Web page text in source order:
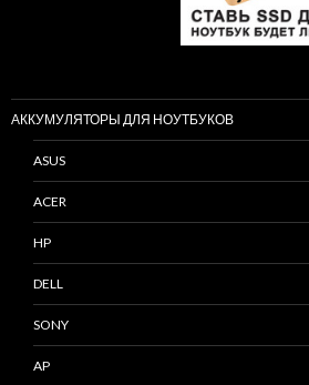
АККУМУЛЯТОРЫ ДЛЯ НОУТБУКОВ
ASUS
ACER
HP
DELL
SONY
AP